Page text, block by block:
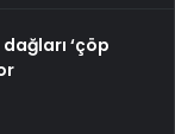
‘çöp